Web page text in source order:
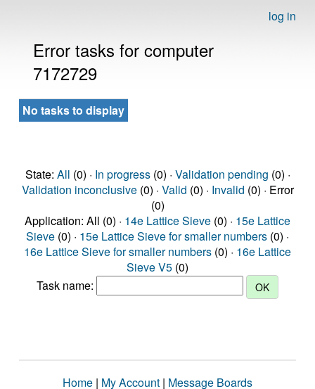
log in
Error tasks for computer
7172729
No tasks to display
State: All (0) · In progress(0) · Validation pending (0) ·
Validation inconclusive(0) · Valid (0) · Invalid (0) · Error
(0)
Application: All (0) · 14e Lattice Sieve (0) · 15e Lattice
Sieve (0) · 15e Lattice Sieve for smaller numbers (0) ·
16e Lattice Sieve for smaller numbers (0) · 16e Lattice
Sieve V5 (0)
Task name:
Home | My Account | Message Boards